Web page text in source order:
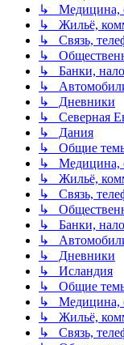
↳ Медицина,
↳ Жильё,
↳ Связь,
↳
↳ Банки,
↳
↳ Дневники
↳ Северная
↳ Дания
↳ Общие
↳ Медицина,
↳ Жильё,
↳ Связь,
↳
↳ Банки,
↳
↳ Дневники
↳ Исландия
↳ Общие
↳ Медицина,
↳ Жильё,
↳ Связь,